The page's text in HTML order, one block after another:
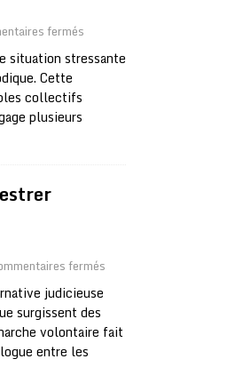
fermés
situation stressante
Cette
collectifs
plusieurs
fermés
judicieuse
surgissent des
volontaire fait
entre les